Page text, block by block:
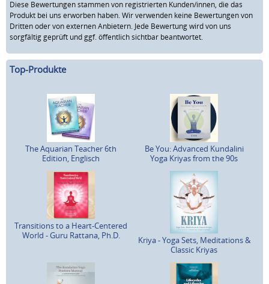
Diese Bewertungen stammen von registrierten Kunden/innen, die das
Produkt bei uns erworben haben. Wir verwenden keine Bewertungen von
Dritten oder von externen Anbietern. Jede Bewertung wird von uns
sorgfältig geprüft und ggf. öffentlich sichtbar beantwortet.
Top-Produkte
The Aquarian Teacher 6th
Edition, Englisch
Be You: Advanced Kundalini
Yoga Kriyas from the 90s
Transitions to a Heart-Centered
World - Guru Rattana, Ph.D.
Kriya - Yoga Sets, Meditations &
Classic Kriyas